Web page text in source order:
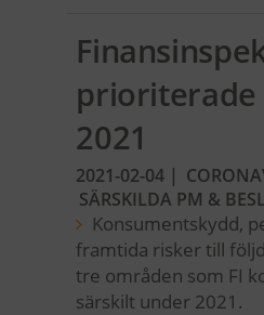
2021
2021-02-04 |
SÄRSKILDA PM &
Konsumentskydd,
framtida risker till
tre områden som FI
särskilt under 2021.